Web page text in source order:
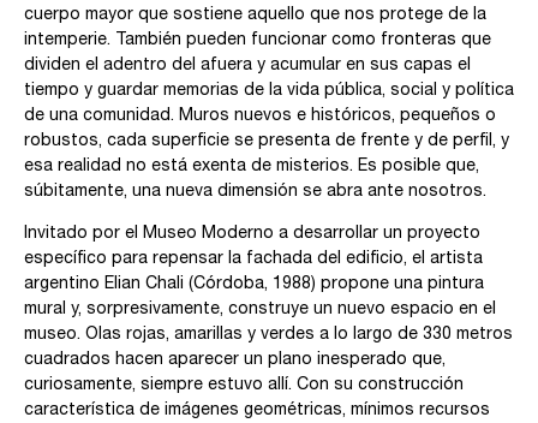
cuerpo mayor que sostiene aquello que nos protege de la
intemperie. También pueden funcionar como fronteras que
dividen el adentro del afuera y acumular en sus capas el
tiempo y guardar memorias de la vida pública, social y política
de una comunidad. Muros nuevos e históricos, pequeños o
robustos, cada superficie se presenta de frente y de perfil, y
esa realidad no está exenta de misterios. Es posible que,
súbitamente, una nueva dimensión se abra ante nosotros.
Invitado por el Museo Moderno a desarrollar un proyecto
específico para repensar la fachada del edificio, el artista
argentino Elian Chali (Córdoba, 1988) propone una pintura
mural y, sorpresivamente, construye un nuevo espacio en el
museo. Olas rojas, amarillas y verdes a lo largo de 330 metros
cuadrados hacen aparecer un plano inesperado que,
curiosamente, siempre estuvo allí. Con su construcción
característica de imágenes geométricas, mínimos recursos